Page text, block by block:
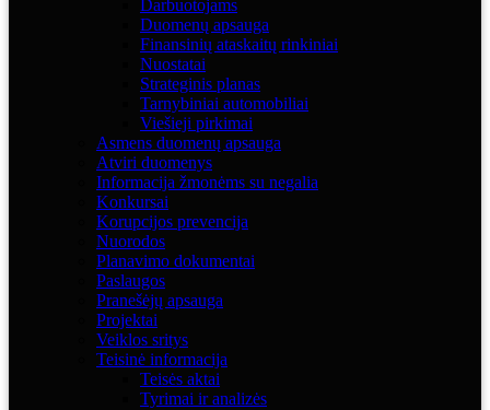
Darbuotojams
Duomenų apsauga
Finansinių ataskaitų rinkiniai
Nuostatai
Strateginis planas
Tarnybiniai automobiliai
Viešieji pirkimai
Asmens duomenų apsauga
Atviri duomenys
Informacija žmonėms su negalia
Konkursai
Korupcijos prevencija
Nuorodos
Planavimo dokumentai
Paslaugos
Pranešėjų apsauga
Projektai
Veiklos sritys
Teisinė informacija
Teisės aktai
Tyrimai ir analizės